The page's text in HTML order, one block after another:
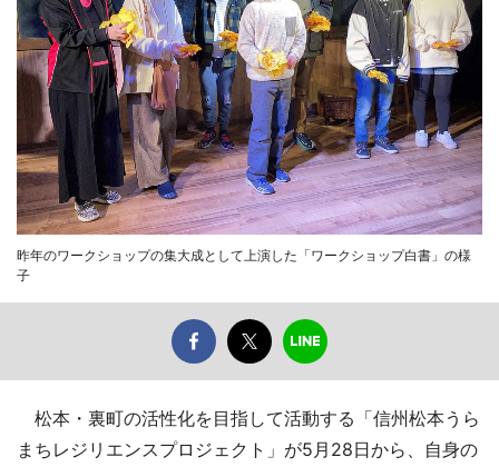
昨年のワークショップの集大成として上演した「ワークショップ白書」の様
子
松本・裏町の活性化を目指して活動する「信州松本うら
まちレジリエンスプロジェクト」が5月28日から、自身の